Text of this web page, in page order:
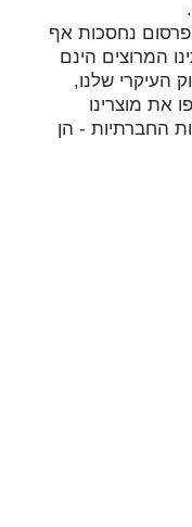
נחסכות אף
המרוצים הינם
העיקרי שלנו,
את מוצרינו
החברתיות - הן